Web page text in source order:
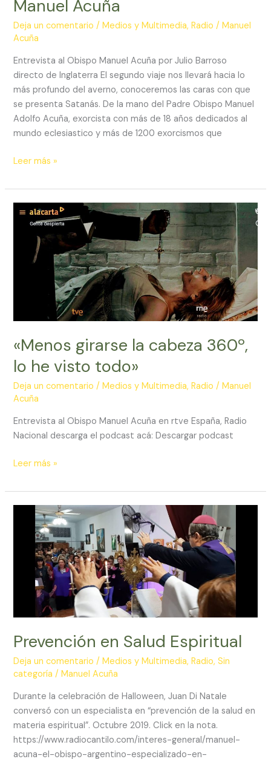
Manuel Acuña
Deja un comentario /Medios y Multimedia,Radio /Manuel
Acuña
Entrevista al Obispo Manuel Acuña por Julio Barroso
directo de Inglaterra El segundo viaje nos llevará hacia lo
más profundo del averno, conoceremos las caras con que
se presenta Satanás. De la mano del Padre Obispo Manuel
Adolfo Acuña, exorcista con más de 18 años dedicados al
mundo eclesiastico y más de 1200 exorcismos que
La
del
Misterio-
Posesiones
diabólicas
Leer más »
«Menos girarse la cabeza 360º,
lo he visto todo»
Deja un comentario /Medios y Multimedia,Radio /Manuel
Acuña
Entrevista al Obispo Manuel Acuña en rtve España, Radio
Nacional descarga el podcast acá: Descargar podcast
«Menos
la
cabeza
360º,
todo»
Leer más »
Prevención en Salud Espiritual
Deja un comentario /Medios y Multimedia,Radio,Sin
categoría /Manuel Acuña
Durante la celebración de Halloween, Juan Di Natale
conversó con un especialista en “prevención de la salud en
materia espiritual”. Octubre 2019. Click en la nota.
https://www.radiocantilo.com/interes-general/manuel-
acuna-el-obispo-argentino-especializado-en-